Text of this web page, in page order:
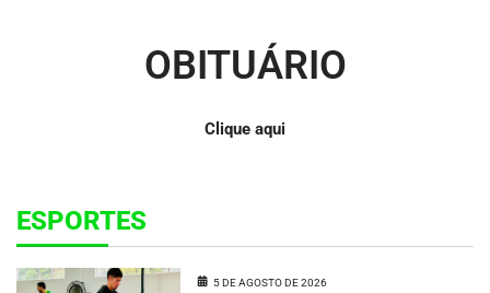
OBITUÁRIO
Clique aqui
ESPORTES
5 DE AGOSTO DE 2026